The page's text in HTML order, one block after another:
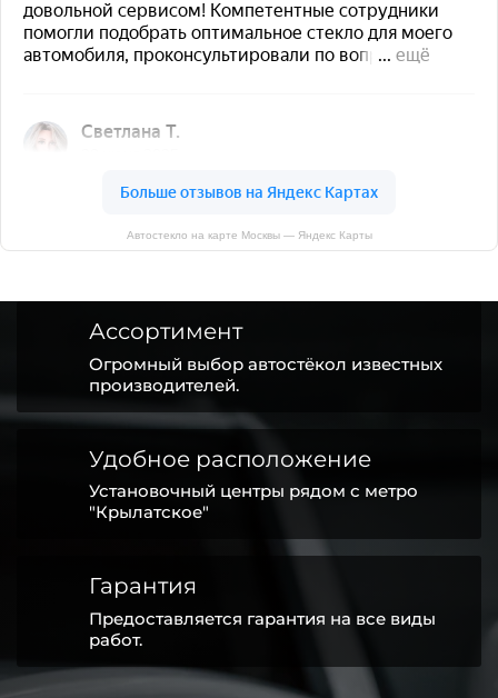
Автостекло на карте Москвы — Яндекс Карты
Ассортимент
Огромный выбор автостёкол известных
производителей.
Удобное расположение
Установочный центры рядом с метро
"Крылатское"
Гарантия
Предоставляется гарантия на все виды
работ.